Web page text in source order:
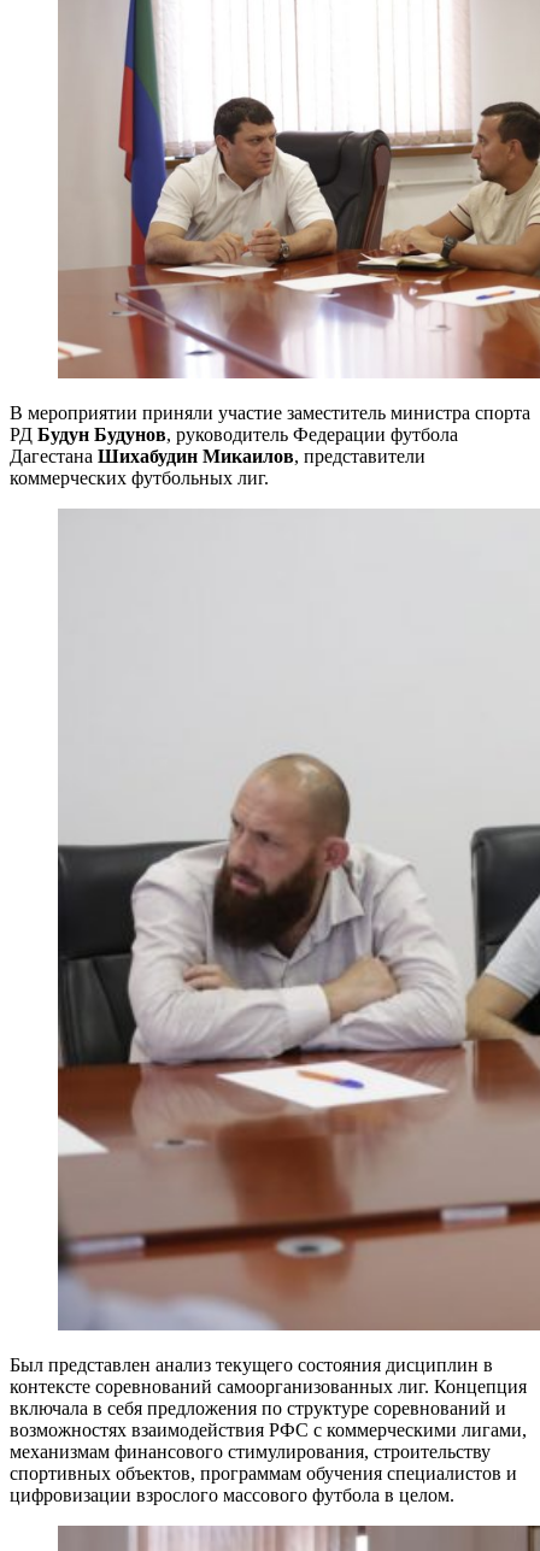
В мероприятии приняли участие заместитель министра спорта
РД Будун Будунов, руководитель Федерации футбола
Дагестана Шихабудин Микаилов, представители
коммерческих футбольных лиг.
Был представлен анализ текущего состояния дисциплин в
контексте соревнований самоорганизованных лиг. Концепция
включала в себя предложения по структуре соревнований и
возможностях взаимодействия РФС с коммерческими лигами,
механизмам финансового стимулирования, строительству
спортивных объектов, программам обучения специалистов и
цифровизации взрослого массового футбола в целом.